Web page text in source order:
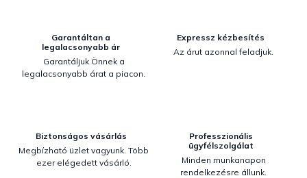
Garantáltan a
legalacsonyabb ár
Garantáljuk Önnek a
legalacsonyabb árat a piacon.
Expressz kézbesítés
Az árut azonnal feladjuk.
Biztonságos vásárlás
Megbízható üzlet vagyunk. Több
ezer elégedett vásárló.
Professzionális
ügyfélszolgálat
Minden munkanapon
rendelkezésre állunk.